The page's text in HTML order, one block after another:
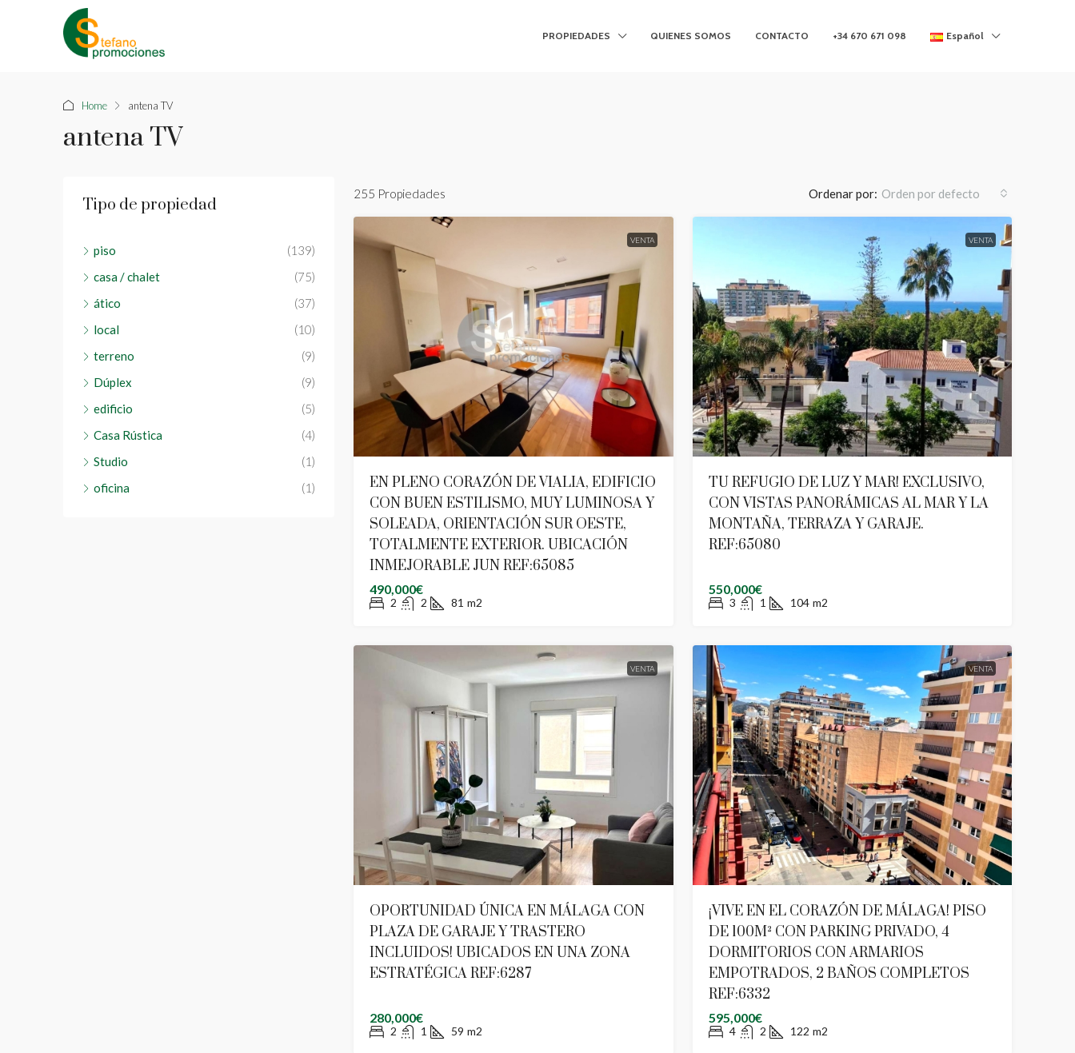
PROPIEDADES QUIENES SOMOS CONTACTO +34 670 671 098 Español
Home antena TV
antena TV
255 Propiedades Ordenar por: Orden por defecto
VENTA
EN PLENO CORAZÓN DE VIALIA, EDIFICIO
CON BUEN ESTILISMO, MUY LUMINOSA Y
SOLEADA, ORIENTACIÓN SUR OESTE,
TOTALMENTE EXTERIOR. UBICACIÓN
INMEJORABLE JUN REF:65085
490,000€
2 2 81 m2
VENTA
TU REFUGIO DE LUZ Y MAR! EXCLUSIVO,
CON VISTAS PANORÁMICAS AL MAR Y LA
MONTAÑA, TERRAZA Y GARAJE.
REF:65080
550,000€
3 1 104 m2
VENTA
OPORTUNIDAD ÚNICA EN MÁLAGA CON
PLAZA DE GARAJE Y TRASTERO
INCLUIDOS! UBICADOS EN UNA ZONA
ESTRATÉGICA REF:6287
280,000€
2 1 59 m2
VENTA
¡VIVE EN EL CORAZÓN DE MÁLAGA! PISO
DE 100M² CON PARKING PRIVADO, 4
DORMITORIOS CON ARMARIOS
EMPOTRADOS, 2 BAÑOS COMPLETOS
REF:6332
595,000€
4 2 122 m2
Tipo de propiedad
piso
(139)
casa / chalet
(75)
ático
(37)
local
(10)
terreno
(9)
Dúplex
(9)
edificio
(5)
Casa Rústica
(4)
Studio
(1)
oficina
(1)